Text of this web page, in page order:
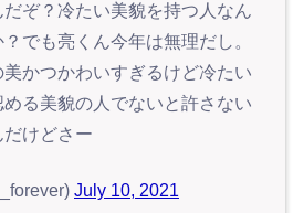
ぞ？冷たい美貌を持つ人なん
でも亮くん今年は無理だし。
かつかわいすぎるけど冷たい
る美貌の人でないと許さない
けどさー
July 10, 2021